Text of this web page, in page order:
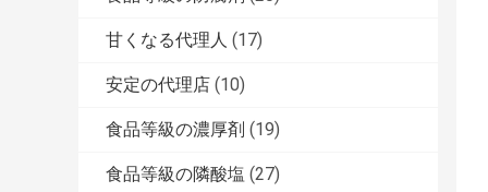
甘くなる代理人 (17)
安定の代理店 (10)
食品等級の濃厚剤 (19)
食品等級の隣酸塩 (27)